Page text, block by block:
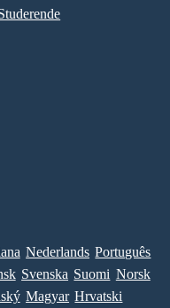
Nederlands Português
Svenska Suomi Norsk
Magyar Hrvatski